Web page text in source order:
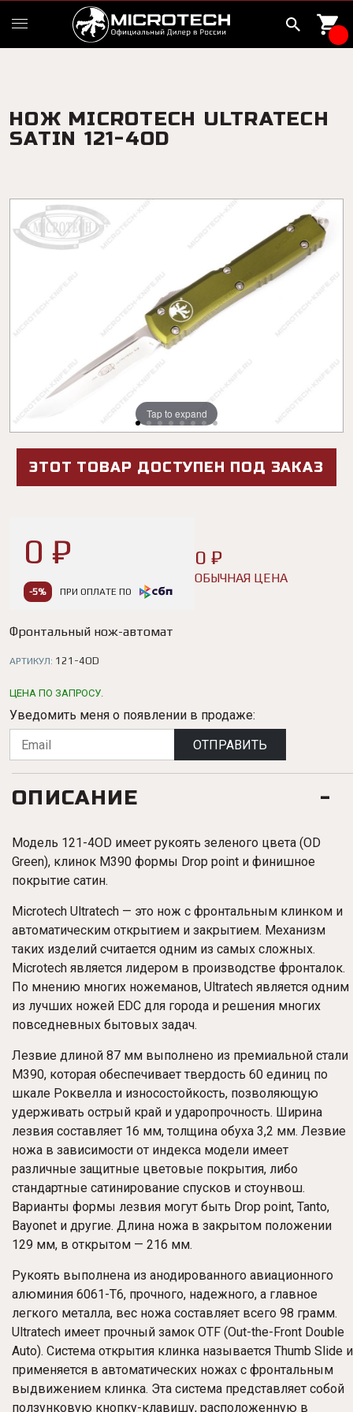
НОЖ MICROTECH ULTRATECH
SATIN 121-4OD
Tap to expand
Tap to expand
Tap to expand
Tap to expand
Tap to expand
Tap to expand
Tap to expand
Tap to expand
ЭТОТ ТОВАР ДОСТУПЕН ПОД ЗАКАЗ
0 ₽
-5% ПРИ ОПЛАТЕ ПО
0 ₽
ОБЫЧНАЯ ЦЕНА
Фронтальный нож-автомат
АРТИКУЛ: 121-4OD
ЦЕНА ПО ЗАПРОСУ.
Уведомить меня о появлении в продаже:
ОТПРАВИТЬ
ОПИСАНИЕ
Модель 121-4OD имеет рукоять зеленого цвета (OD
Green), клинок M390 формы Drop point и финишное
покрытие сатин.
Microtech Ultratech — это нож с фронтальным клинком и
автоматическим открытием и закрытием. Механизм
таких изделий считается одним из самых сложных.
Microtech является лидером в производстве фронталок.
По мнению многих ножеманов, Ultratech является одним
из лучших ножей EDC для города и решения многих
повседневных бытовых задач.
Лезвие длиной 87 мм выполнено из премиальной стали
M390, которая обеспечивает твердость 60 единиц по
шкале Роквелла и износостойкость, позволяющую
удерживать острый край и ударопрочность. Ширина
лезвия составляет 16 мм, толщина обуха 3,2 мм. Лезвие
ножа в зависимости от индекса модели имеет
различные защитные цветовые покрытия, либо
стандартные сатинирование спусков и стоунвош.
Варианты формы лезвия могут быть Drop point, Tanto,
Bayonet и другие. Длина ножа в закрытом положении
129 мм, в открытом — 216 мм.
Рукоять выполнена из анодированного авиационного
алюминия 6061-T6, прочного, надежного, а главное
легкого металла, вес ножа составляет всего 98 грамм.
Ultratech имеет прочный замок OTF (Out-the-Front Double
Auto). Система открытия клинка называется Thumb Slide и
применяется в автоматических ножах с фронтальным
выдвижением клинка. Эта система представляет собой
ползунковую кнопку-клавишу, расположенную в